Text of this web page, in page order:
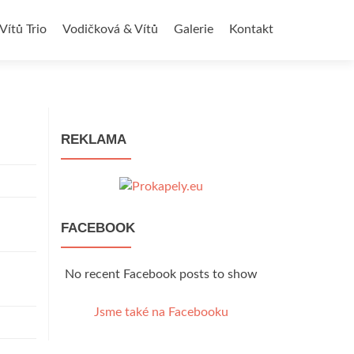
Trio Vodičková & Vítů Galerie Kontakt
REKLAMA
FACEBOOK
No recent Facebook posts to show
Jsme také na Facebooku